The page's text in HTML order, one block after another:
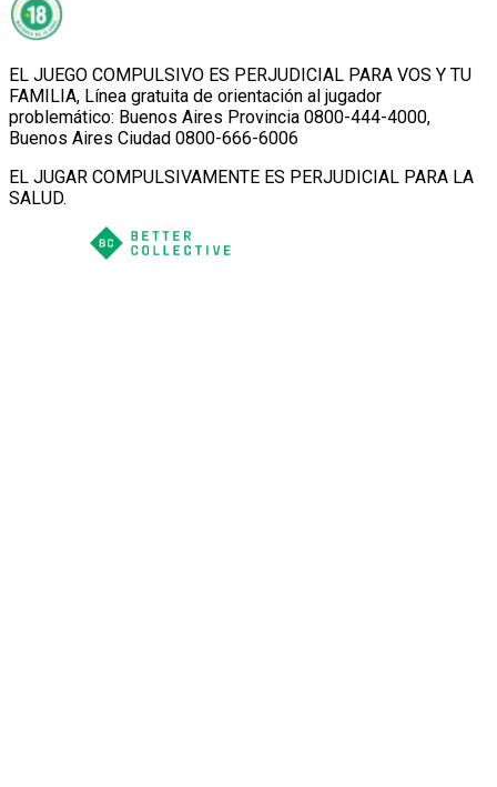
EL JUEGO COMPULSIVO ES PERJUDICIAL PARA VOS Y TU
FAMILIA, Línea gratuita de orientación al jugador
problemático: Buenos Aires Provincia 0800-444-4000,
Buenos Aires Ciudad 0800-666-6006
EL JUGAR COMPULSIVAMENTE ES PERJUDICIAL PARA LA
SALUD.